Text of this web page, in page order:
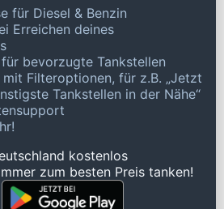
für Diesel & Benzin
Erreichen deines
bevorzugte Tankstellen
Filteroptionen, für z.B. „Jetzt
Tankstellen in der Nähe“
kostenlos
zum besten Preis tanken!